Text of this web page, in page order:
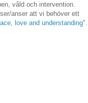
våld och intervention.
anser att vi behöver ett
love and understanding".